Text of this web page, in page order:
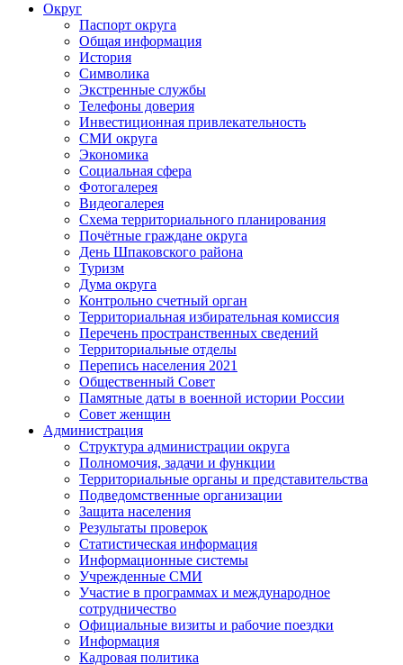
Округ
Паспорт округа
Общая информация
История
Символика
Экстренные службы
Телефоны доверия
Инвестиционная привлекательность
СМИ округа
Экономика
Социальная сфера
Фотогалерея
Видеогалерея
Схема территориального планирования
Почётные граждане округа
День Шпаковского района
Туризм
Дума округа
Контрольно счетный орган
Территориальная избирательная комиссия
Перечень пространственных сведений
Территориальные отделы
Перепись населения 2021
Общественный Совет
Памятные даты в военной истории России
Совет женщин
Администрация
Структура администрации округа
Полномочия, задачи и функции
Территориальные органы и представительства
Подведомственные организации
Защита населения
Результаты проверок
Статистическая информация
Информационные системы
Учрежденные СМИ
Участие в программах и международное
сотрудничество
Официальные визиты и рабочие поездки
Информация
Кадровая политика